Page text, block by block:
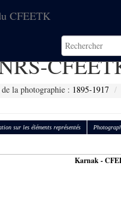
CFEETK
la photographie : 1895-1917
sur les éléments représentés